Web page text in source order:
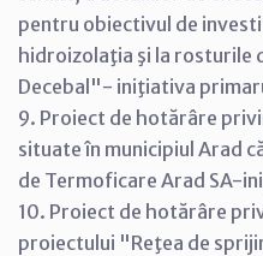
pentru obiectivul de
hidroizolaţia şi la rosturile
Decebal"- iniţiativa
9. Proiect de hotărâre
situate în municipiul Arad
de Termoficare Arad SA-
10. Proiect de hotărâre
proiectului "Reţea de